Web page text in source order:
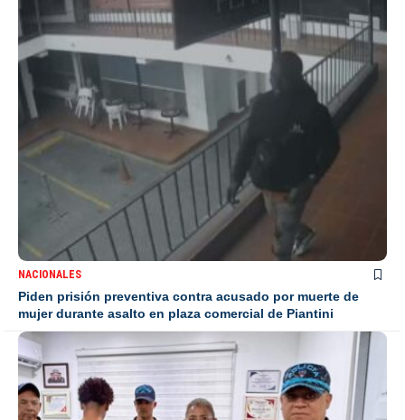
NACIONALES
Piden prisión preventiva contra acusado por muerte de
mujer durante asalto en plaza comercial de Piantini